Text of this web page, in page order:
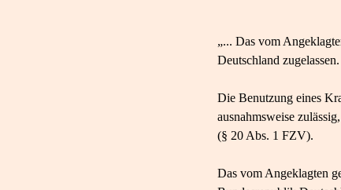
„... Das vom
Deutschland zugelassen.
Die Benutzung eines
ausnahmsweise
(§ 20 Abs. 1 FZV).
Das vom Angeklagten